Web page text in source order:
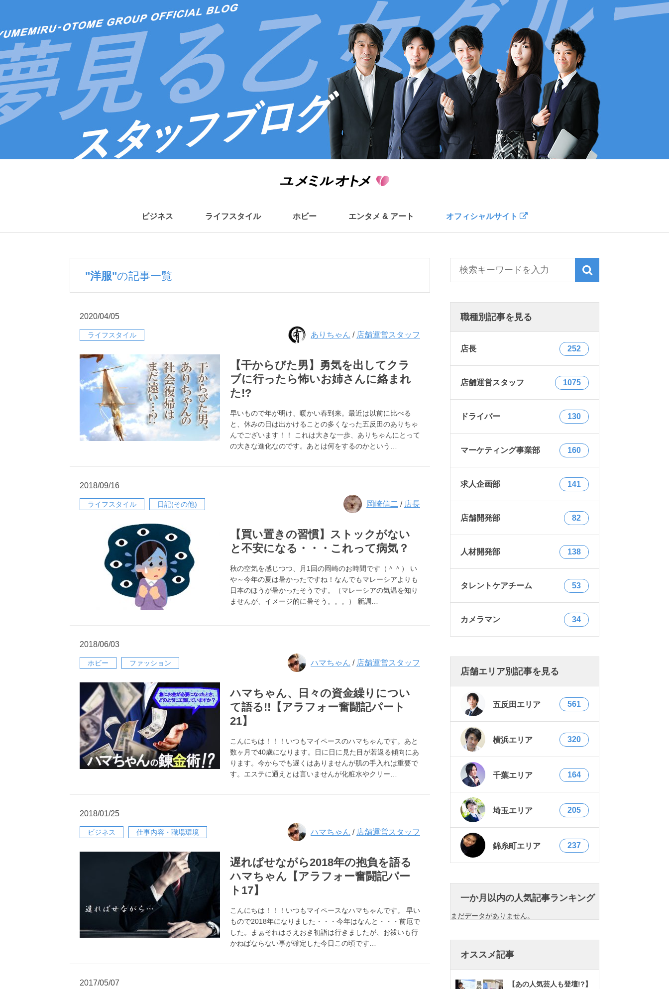
ビジネス ライフスタイル ホビー エンタメ & アート オフィシャルサイト
"洋服"の記事一覧
2020/04/05
ライフスタイル ありちゃん / 店舗運営スタッフ
【干からびた男】勇気を出してクラ
ブに行ったら怖いお姉さんに絡まれ
た!?
早いもので年が明け、暖かい春到来。最近は以前に比べる
と、休みの日は出かけることの多くなった五反田のありちゃ
んでございます！！ これは大きな一歩、ありちゃんにとって
の大きな進化なのです。あとは何をするのかという…
2018/09/16
ライフスタイル 日記(その他) 岡崎信二 / 店長
【買い置きの習慣】ストックがない
と不安になる・・・これって病気？
秋の空気を感じつつ、月1回の岡崎のお時間です（＾＾） い
や～今年の夏は暑かったですね！なんでもマレーシアよりも
日本のほうが暑かったそうです。（マレーシアの気温を知り
ませんが、イメージ的に暑そう。。。） 新調…
2018/06/03
ホビー ファッション ハマちゃん / 店舗運営スタッフ
ハマちゃん、日々の資金繰りについ
て語る!!【アラフォー奮闘記パート
21】
こんにちは！！！いつもマイペースのハマちゃんです。あと
数ヶ月で40歳になります。日に日に見た目が若返る傾向にあ
ります。今からでも遅くはありませんが肌の手入れは重要で
す。エステに通えとは言いませんが化粧水やクリー…
2018/01/25
ビジネス 仕事内容・職場環境 ハマちゃん / 店舗運営スタッフ
遅ればせながら2018年の抱負を語る
ハマちゃん【アラフォー奮闘記パー
ト17】
こんにちは！！！いつもマイペースなハマちゃんです。 早い
もので2018年になりました・・・今年はなんと・・・前厄で
した。まぁそれはさえおき初詣は行きましたが、お祓いも行
かねばならない事が確定した今日この頃です…
2017/05/07
職種別記事を見る
店長 252
店舗運営スタッフ 1075
ドライバー 130
マーケティング事業部 160
求人企画部 141
店舗開発部 82
人材開発部 138
タレントケアチーム 53
カメラマン 34
店舗エリア別記事を見る
五反田エリア 561
横浜エリア 320
千葉エリア 164
埼玉エリア 205
錦糸町エリア 237
一か月以内の人気記事ランキング
まだデータがありません。
オススメ記事
【あの人気芸人も登壇!?】